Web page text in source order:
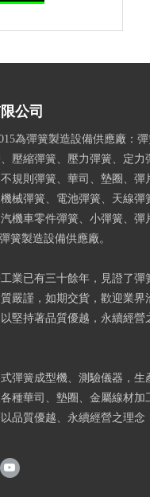
公司
為彈簧製造設備供應廠：
壓縮彈簧、壓力彈簧、定力
規則彈簧、華司、墊圈、彈
械彈簧、電池彈簧、天線彈
機車零件彈簧、小彈簧、彈
簧製造設備供應廠。
業已有三十餘年，見證了彈
嚴謹，如期交貨，歡迎業界
堅持著品質優越，永續經營
彈簧成型機、測驗儀器，生
種華司、墊圈、金屬線材加
品質優越、永續經營之理念